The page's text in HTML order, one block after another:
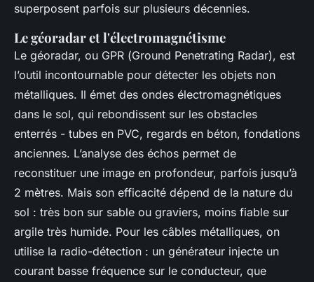
superposent parfois sur plusieurs décennies.
Le géoradar et l'électromagnétisme
Le géoradar, ou GPR (Ground Penetrating Radar), est
l’outil incontournable pour détecter les objets non
métalliques. Il émet des ondes électromagnétiques
dans le sol, qui rebondissent sur les obstacles
enterrés - tubes en PVC, regards en béton, fondations
anciennes. L’analyse des échos permet de
reconstituer une image en profondeur, parfois jusqu’à
2 mètres. Mais son efficacité dépend de la nature du
sol : très bon sur sable ou graviers, moins fiable sur
argile très humide. Pour les câbles métalliques, on
utilise la radio-détection : un générateur injecte un
courant basse fréquence sur le conducteur, que